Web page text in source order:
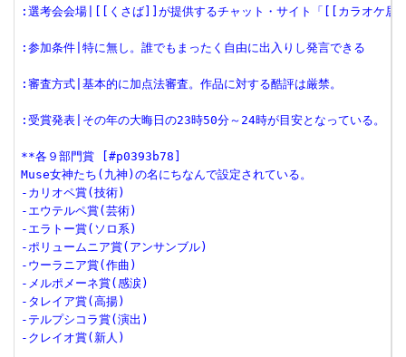
:選考会会場|[[くさば]]が提供するチャット・サイト「[[カラオケ居
:参加条件|特に無し。誰でもまったく自由に出入りし発言できる
:審査方式|基本的に加点法審査。作品に対する酷評は厳禁。
:受賞発表|その年の大晦日の23時50分～24時が目安となっている。
**各９部門賞 [#p0393b78]
Muse女神たち(九神)の名にちなんで設定されている。
-カリオペ賞(技術)
-エウテルペ賞(芸術)
-エラトー賞(ソロ系)
-ポリュームニア賞(アンサンブル)
-ウーラニア賞(作曲)
-メルポメーネ賞(感涙)
-タレイア賞(高揚)
-テルプシコラ賞(演出)
-クレイオ賞(新人)